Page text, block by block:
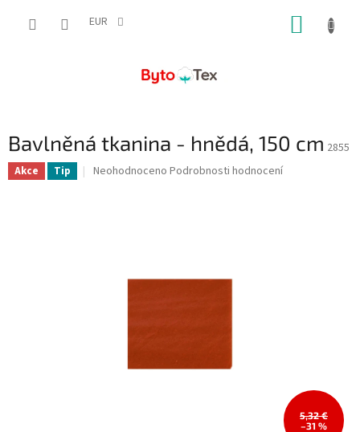
EUR
Bavlněná tkanina - hnědá, 150 cm 2855
Akce Tip
Průměrné
hvězdiček.
Neohodnoceno Podrobnosti hodnocení
5,32 €
–31 %